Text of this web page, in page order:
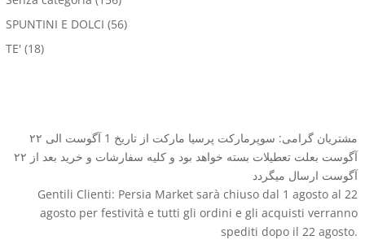
SPUNTINI E DOLCI (56)
TE' (18)
مشتریان گرامی: سوپرمارکت پرسیا مارکت از تاریخ 1 آگوست الی ۲۲
آگوست بعلت تعطیلات بسته خواهد بود و کلیه سفارشات و خرید بعد از ۲۲
آگوست ارسال میگردد
Gentili Clienti: Persia Market sarà chiuso dal 1 agosto al 22
agosto per festività e tutti gli ordini e gli acquisti verranno
spediti dopo il 22 agosto.